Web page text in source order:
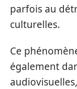
parfois au
culturelles.
Ce
également